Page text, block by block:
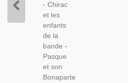
- Chirac
et les
enfants
de la
bande -
Pasque
et son
Bonaparte